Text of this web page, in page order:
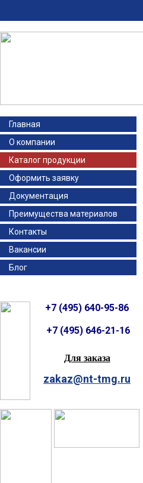
Главная
О компании
Каталог продукции
Оформить заявку
Документация
Преимущества материалов
Контакты
Вакансии
Блог
+7 (495) 640-95-86
+7 (495) 646-21-16
Для заказа
zakaz@nt-tmg.ru